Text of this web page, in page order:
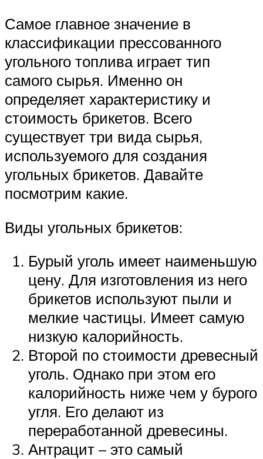
Самое главное значение в
классификации прессованного
угольного топлива играет тип
самого сырья. Именно он
определяет характеристику и
стоимость брикетов. Всего
существует три вида сырья,
используемого для создания
угольных брикетов. Давайте
посмотрим какие.
Виды угольных брикетов:
Бурый уголь имеет наименьшую
цену. Для изготовления из него
брикетов используют пыли и
мелкие частицы. Имеет самую
низкую калорийность.
Второй по стоимости древесный
уголь. Однако при этом его
калорийность ниже чем у бурого
угля. Его делают из
переработанной древесины.
Антрацит – это самый